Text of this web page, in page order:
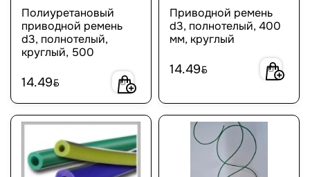
Полиуретановый
приводной ремень
d3, полнотелый,
круглый, 500
14.49BYN
Приводной ремень
d3, полнотелый, 400
мм, круглый
14.49BYN